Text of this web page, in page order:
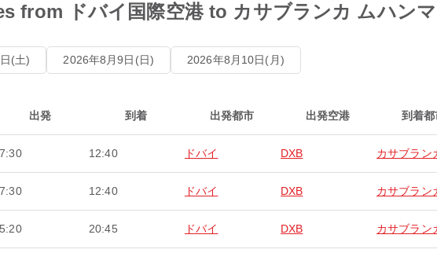
from ドバイ国際空港 to カサブランカ ムハン
(土) 2026年8月9日(日) 2026年8月10日(月)
出発 到着 出発都市 出発空港 到着都
12:40 ドバイ DXB カサブラン
12:40 ドバイ DXB カサブラン
20:45 ドバイ DXB カサブラン